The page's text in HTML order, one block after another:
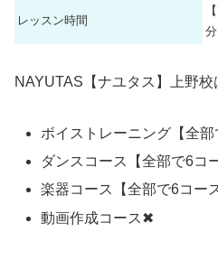
レッスン時間
NAYUTAS【ナユタス】上野校
ボイストレーニング【全部
ダンスコース【全部で6コ
楽器コース【全部で6コー
動画作成コース✖